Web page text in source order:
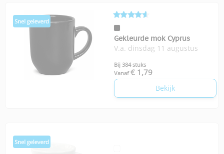
Gekleurde mok Cyprus
V.a. dinsdag 11 augustus
Bij 384 stuks
Vanaf € 1,79
Bekijk